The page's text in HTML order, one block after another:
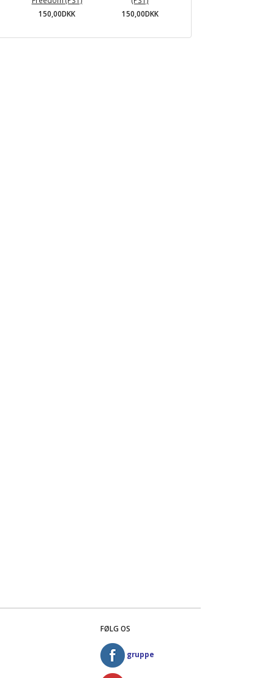
150,00DKK
150,00DKK
FØLG OS
gruppe